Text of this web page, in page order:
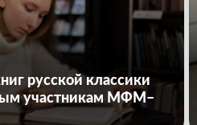
русской классики
участникам МФМ–